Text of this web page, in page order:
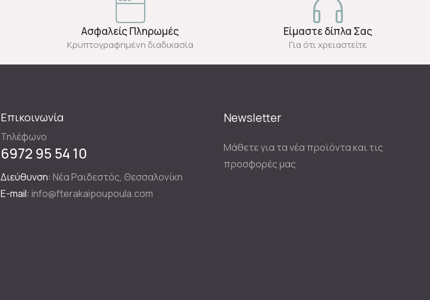
Ασφαλείς Πληρωμές
Κρυπτογραφημένη διαδικασία
Είμαστε δίπλα Σας
Για ότι χρειαστείτε
Επικοινωνία
Τηλέφωνο
6972 95 54 10
Διεύθυνση: Νέα Ραιδεστός, Θεσσαλονίκη
E-mail: info@fterakaipoupoula.com
Newsletter
Μάθετε για τα νέα προϊόντα και τις
προσφορές μας